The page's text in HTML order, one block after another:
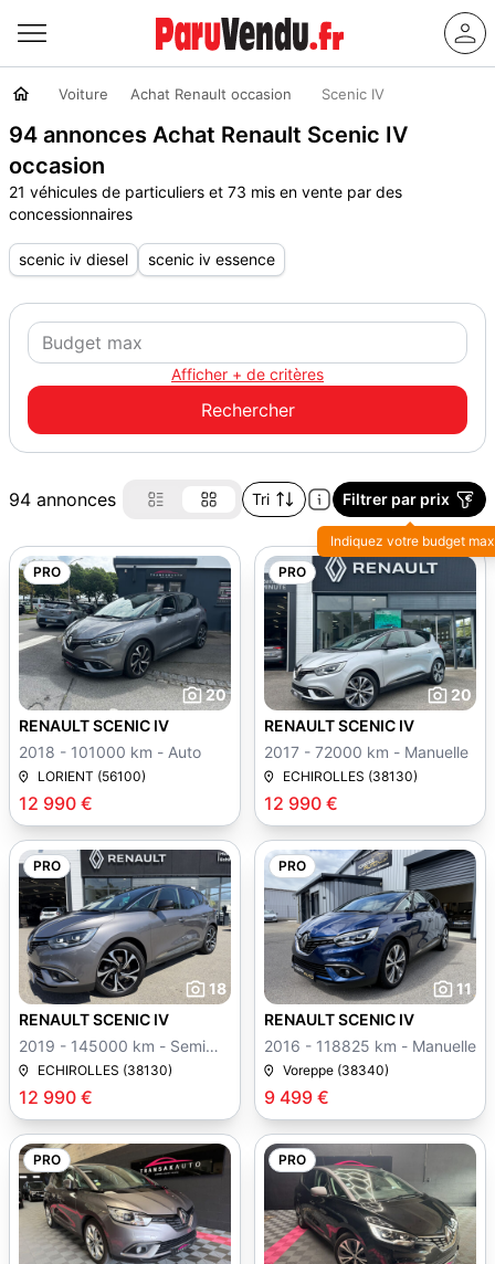
Voiture Achat Renault occasion Scenic IV
94 annonces Achat Renault Scenic IV
occasion
21 véhicules de particuliers et 73 mis en vente par des
concessionnaires
scenic iv diesel scenic iv essence
Afficher + de critères
94 annonces Tri Filtrer par prix
Indiquez votre budget max
PRO
20
12 990 €
RENAULT SCENIC IV
2018 - 101000 km - Auto
LORIENT (56100)
PRO
20
12 990 €
RENAULT SCENIC IV
2017 - 72000 km - Manuelle
ECHIROLLES (38130)
PRO
18
12 990 €
RENAULT SCENIC IV
2019 - 145000 km - Semi
autoECHIROLLES (38130)
PRO
11
9 499 €
RENAULT SCENIC IV
2016 - 118825 km - Manuelle
Voreppe (38340)
PRO PRO